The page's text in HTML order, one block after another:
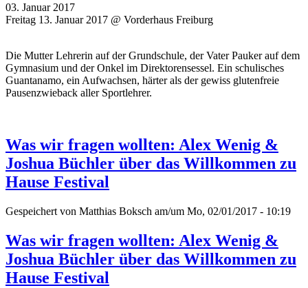
03. Januar 2017
Freitag 13. Januar 2017 @ Vorderhaus Freiburg
Die Mutter Lehrerin auf der Grundschule, der Vater Pauker auf dem
Gymnasium und der Onkel im Direktorensessel. Ein schulisches
Guantanamo, ein Aufwachsen, härter als der gewiss glutenfreie
Pausenzwieback aller Sportlehrer.
Was wir fragen wollten: Alex Wenig &
Joshua Büchler über das Willkommen zu
Hause Festival
Gespeichert von Matthias Boksch am/um Mo, 02/01/2017 - 10:19
Was wir fragen wollten: Alex Wenig &
Joshua Büchler über das Willkommen zu
Hause Festival